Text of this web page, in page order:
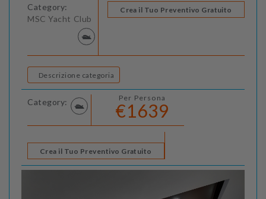
Category:
MSC Yacht Club
Crea il Tuo Preventivo Gratuito
Descrizione categoria
Category: Per Persona
€1639
Crea il Tuo Preventivo Gratuito